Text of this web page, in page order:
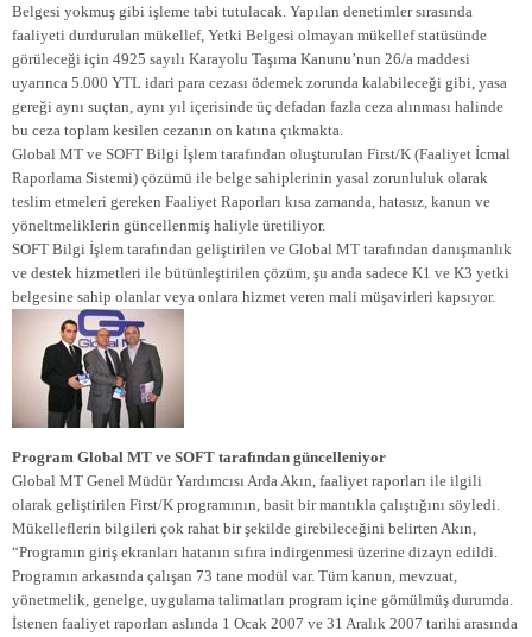
Belgesi yokmuş gibi işleme tabi tutulacak. Yapılan denetimler sırasında
faaliyeti durdurulan mükellef, Yetki Belgesi olmayan mükellef statüsünde
görüleceği için 4925 sayılı Karayolu Taşıma Kanunu’nun 26/a maddesi
uyarınca 5.000 YTL idari para cezası ödemek zorunda kalabileceği gibi, yasa
gereği aynı suçtan, aynı yıl içerisinde üç defadan fazla ceza alınması halinde
bu ceza toplam kesilen cezanın on katına çıkmakta.
Global MT ve SOFT Bilgi İşlem tarafından oluşturulan First/K (Faaliyet İcmal
Raporlama Sistemi) çözümü ile belge sahiplerinin yasal zorunluluk olarak
teslim etmeleri gereken Faaliyet Raporları kısa zamanda, hatasız, kanun ve
yöneltmeliklerin güncellenmiş haliyle üretiliyor.
SOFT Bilgi İşlem tarafından geliştirilen ve Global MT tarafından danışmanlık
ve destek hizmetleri ile bütünleştirilen çözüm, şu anda sadece K1 ve K3 yetki
belgesine sahip olanlar veya onlara hizmet veren mali müşavirleri kapsıyor.
Program Global MT ve SOFT tarafından güncelleniyor
Global MT Genel Müdür Yardımcısı Arda Akın, faaliyet raporları ile ilgili
olarak geliştirilen First/K programının, basit bir mantıkla çalıştığını söyledi.
Mükelleflerin bilgileri çok rahat bir şekilde girebileceğini belirten Akın,
“Programın giriş ekranları hatanın sıfıra indirgenmesi üzerine dizayn edildi.
Programın arkasında çalışan 73 tane modül var. Tüm kanun, mevzuat,
yönetmelik, genelge, uygulama talimatları program içine gömülmüş durumda.
İstenen faaliyet raporları aslında 1 Ocak 2007 ve 31 Aralık 2007 tarihi arasında